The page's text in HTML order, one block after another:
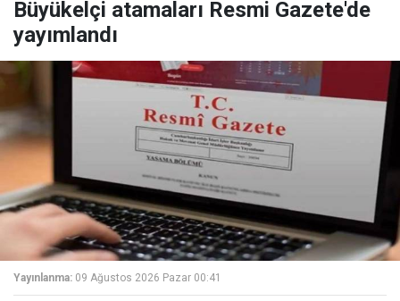
Büyükelçi atamaları Resmi Gazete'de
yayımlandı
Yayınlanma: 09 Ağustos 2026 Pazar 00:41